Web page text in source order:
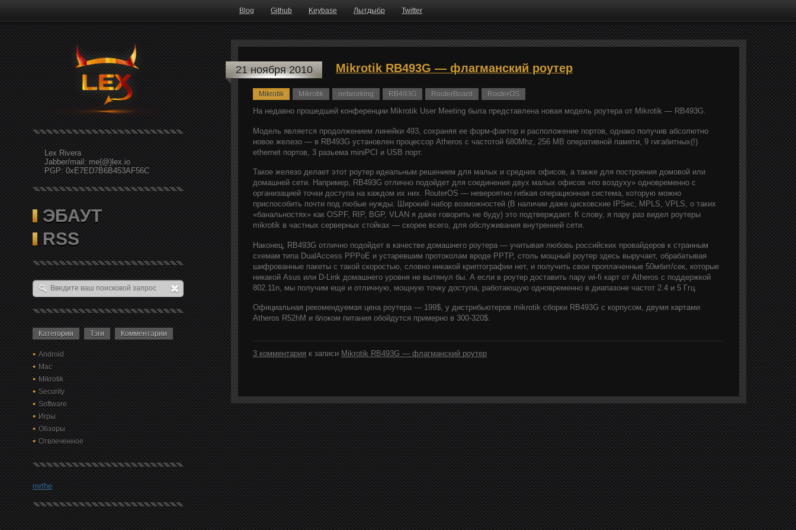
Blog Github Keybase Лытдыбр Twitter
Lex Rivera
Jabber/mail: me{@}lex.io
PGP: 0xE7ED7B6B453AF56C
ЭБАУТ
RSS
Категории Тэги Комментарии
Android
Mac
Mikrotik
Security
Software
Игры
Обзоры
Отвлеченное
mrthe
21 ноября 2010 Mikrotik RB493G — флагманский роутер
Mikrotik Mikrotik networking RB493G RouterBoard RouterOS
На недавно прошедшей конференции Mikrotik User Meeting была представлена новая модель роутера от Mikrotik — RB493G.
Модель является продолжением линейки 493, сохраняя ее форм-фактор и расположение портов, однако получив абсолютно
новое железо — в RB493G установлен процессор Atheros с частотой 680Mhz, 256 MB оперативной памяти, 9 гигабитных(!)
ethernet портов, 3 разьема miniPCI и USB порт.
Такое железо делает этот роутер идеальным решением для малых и средних офисов, а также для построения домовой или
домашней сети. Например, RB493G отлично подойдет для соединения двух малых офисов «по воздуху» одновременно с
организацией точки доступа на каждом их них. RouterOS — невероятно гибкая операционная система, которую можно
приспособить почти под любые нужды. Широкий набор возможностей (В наличии даже цисковские IPSec, MPLS, VPLS, о таких
«банальностях» как OSPF, RIP, BGP, VLAN я даже говорить не буду) это подтверждает. К слову, я пару раз видел роутеры
mikrotik в частных серверных стойках — скорее всего, для обслуживания внутренней сети.
Наконец, RB493G отлично подойдет в качестве домашнего роутера — учитывая любовь российских провайдеров к странным
схемам типа DualAccess PPPoE и устаревшим протоколам вроде PPTP, столь мощный роутер здесь выручает, обрабатывая
шифрованные пакеты с такой скоростью, словно никакой криптографии нет, и получить свои проплаченные 50мбит/сек, которые
никакой Asus или D-Link домашнего уровня не вытянул бы. А если в роутер доставить пару wi-fi карт от Atheros c поддержкой
802.11n, мы получим еще и отличную, мощную точку доступа, работающую одновременно в диапазоне частот 2.4 и 5 Ггц.
Официальная рекомендуемая цена роутера — 199$, у дистрибьютеров mikrotik сборки RB493G с корпусом, двумя картами
Atheros R52hM и блоком питания обойдутся примерно в 300-320$.
3 комментария к записи Mikrotik RB493G — флагманский роутер